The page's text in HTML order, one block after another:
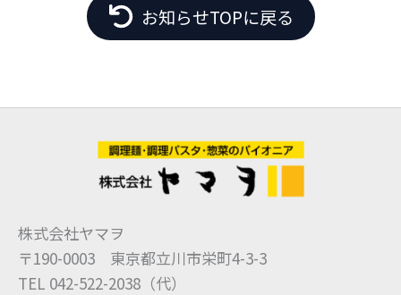
お知らせTOPに戻る
株式会社ヤマヲ
〒190-0003 東京都立川市栄町4-3-3
TEL 042-522-2038（代）